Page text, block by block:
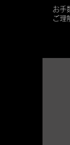
お手
ご理